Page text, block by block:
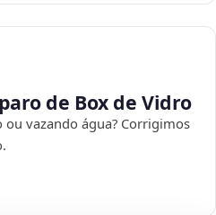
de Box de Vidro
vazando água? Corrigimos